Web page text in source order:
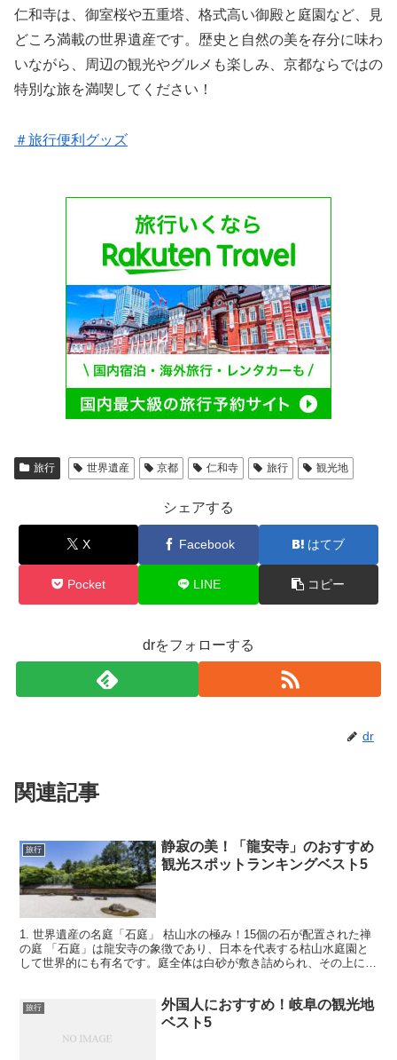
仁和寺は、御室桜や五重塔、格式高い御殿と庭園など、見
どころ満載の世界遺産です。歴史と自然の美を存分に味わ
いながら、周辺の観光やグルメも楽しみ、京都ならではの
特別な旅を満喫してください！
＃旅行便利グッズ
旅行 世界遺産 京都 仁和寺 旅行 観光地
シェアする
X Facebook はてブ
Pocket LINE コピー
drをフォローする
dr
関連記事
旅行
静寂の美！「龍安寺」のおすすめ
観光スポットランキングベスト5
1. 世界遺産の名庭「石庭」 枯山水の極み！15個の石が配置された禅
の庭 「石庭」は龍安寺の象徴であり、日本を代表する枯山水庭園と
して世界的にも有名です。庭全体は白砂が敷き詰められ、その上に
旅行
外国人におすすめ！岐阜の観光地
ベスト5